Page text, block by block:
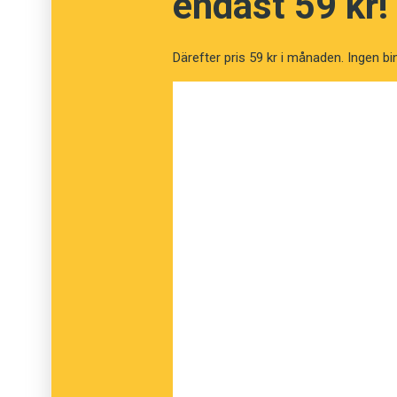
Därefter pris 59 kr i månaden. Ingen